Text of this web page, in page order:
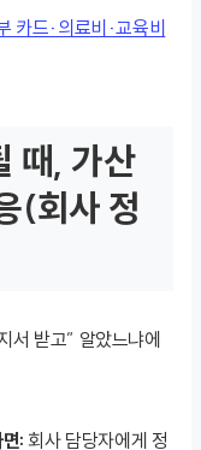
카드·의료비·교육비
때, 가산
(회사 정
서 받고” 알았느냐에
:회사 담당자에게 정